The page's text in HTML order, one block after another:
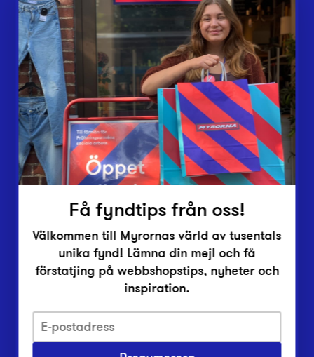
Webbshop
Butiker
Lämna in
Vårt överskott
Inlämningsplatser
Om Myrorna
Lediga jobb
Pressrum
Integritetsskyddspolicy
Få fyndtips från oss!
Välkommen till Myrornas värld av tusentals
unika fynd! Lämna din mejl och få
förstatjing på webbshopstips, nyheter och
inspiration.